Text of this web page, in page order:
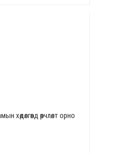
өөрчлөлт орно